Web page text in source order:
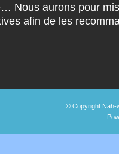
Nous aurons pour
afin de les
© Copyright Nah-